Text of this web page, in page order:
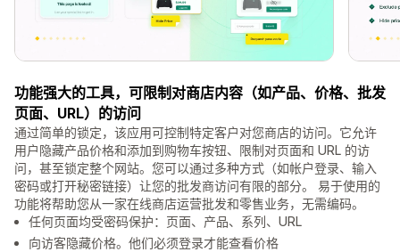
功能强大的工具，可限制对商店内容（如产品、价格、批发
页面、URL）的访问
通过简单的锁定，该应用可控制特定客户对您商店的访问。它允许
用户隐藏产品价格和添加到购物车按钮、限制对页面和 URL 的访
问，甚至锁定整个网站。您可以通过多种方式（如帐户登录、输入
密码或打开秘密链接）让您的批发商访问有限的部分。 易于使用的
功能将帮助您从一家在线商店运营批发和零售业务，无需编码。
任何页面均受密码保护：页面、产品、系列、URL
向访客隐藏价格。他们必须登录才能查看价格